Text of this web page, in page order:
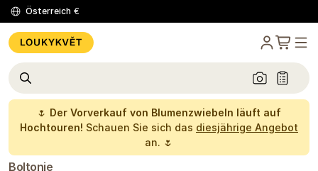
Österreich €
🌷 Der Vorverkauf von Blumenzwiebeln läuft auf
Hochtouren! Schauen Sie sich das diesjährige Angebot
an. 🌷
Boltonie